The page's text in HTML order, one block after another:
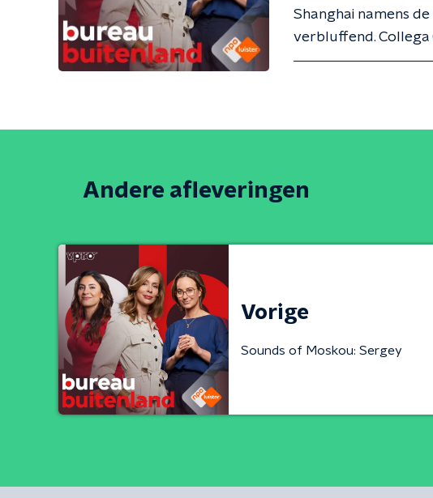
Shanghai namens
verbluffend. Collega
Andere afleveringen
Vorige
Sounds of Moskou: Sergey